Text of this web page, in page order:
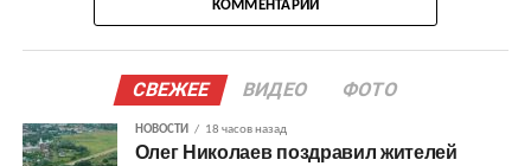
КОММЕНТАРИИ
СВЕЖЕЕ ВИДЕО ФОТО
НОВОСТИ 18 часов назад
Олег Николаев поздравил жителей